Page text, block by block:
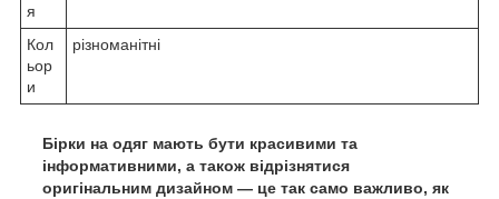
я
Кол
ьор
и
різноманітні
Бірки на одяг мають бути красивими та
інформативними, а також відрізнятися
оригінальним дизайном — це так само важливо, як